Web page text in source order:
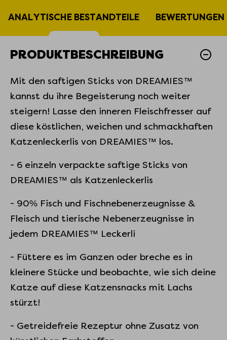
ANALYTISCHE BESTANDTEILE BEWERTUNGEN
PRODUKTBESCHREIBUNG
Mit den saftigen Sticks von DREAMIES™
kannst du ihre Begeisterung noch weiter
steigern! Lasse den inneren Fleischfresser auf
diese köstlichen, weichen und schmackhaften
Katzenleckerlis von DREAMIES™ los.
- 6 einzeln verpackte saftige Sticks von
DREAMIES™ als Katzenleckerlis
- 90% Fisch und Fischnebenerzeugnisse &
Fleisch und tierische Nebenerzeugnisse in
jedem DREAMIES™ Leckerli
- Füttere es im Ganzen oder breche es in
kleinere Stücke und beobachte, wie sich deine
Katze auf diese Katzensnacks mit Lachs
stürzt!
- Getreidefreie Rezeptur ohne Zusatz von